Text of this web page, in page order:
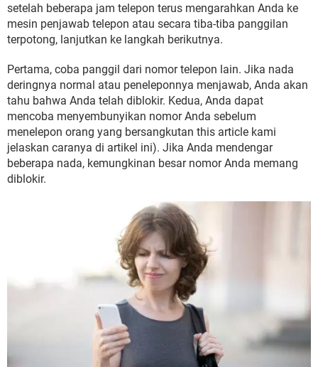
setelah beberapa jam telepon terus mengarahkan Anda ke
mesin penjawab telepon atau secara tiba-tiba panggilan
terpotong, lanjutkan ke langkah berikutnya.
Pertama, coba panggil dari nomor telepon lain. Jika nada
deringnya normal atau peneleponnya menjawab, Anda akan
tahu bahwa Anda telah diblokir. Kedua, Anda dapat
mencoba menyembunyikan nomor Anda sebelum
menelepon orang yang bersangkutan this article kami
jelaskan caranya di artikel ini). Jika Anda mendengar
beberapa nada, kemungkinan besar nomor Anda memang
diblokir.